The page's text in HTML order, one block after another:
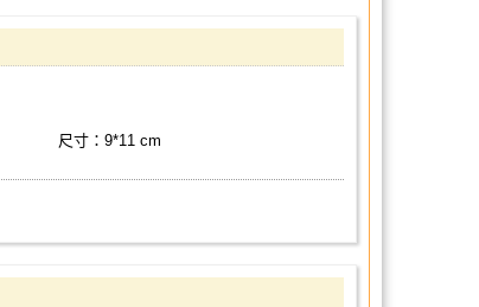
尺寸：9*11 cm